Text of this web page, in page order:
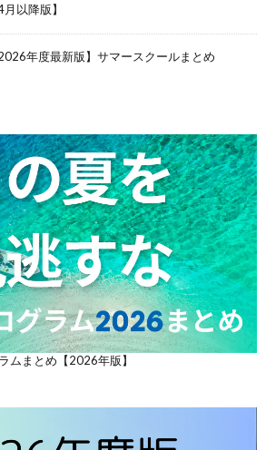
月以降版】
2026年度最新版】サマースクールまとめ
ムまとめ【2026年版】